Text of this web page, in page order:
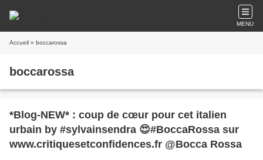
MENU
Accueil » boccarossa
boccarossa
*Blog-NEW* : coup de cœur pour cet italien
urbain by #sylvainsendra 😍#BoccaRossa sur
www.critiquesetconfidences.fr @Bocca Rossa